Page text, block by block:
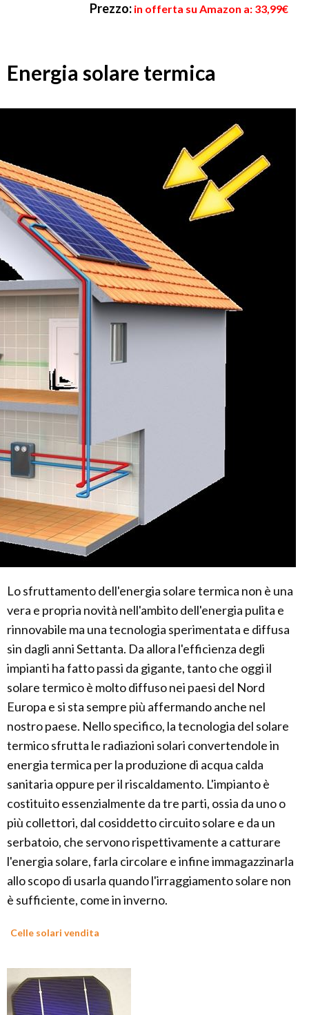
Prezzo: in offerta su Amazon a: 33,99€
Energia solare termica
Lo sfruttamento dell'energia solare termica non è una
vera e propria novità nell'ambito dell'energia pulita e
rinnovabile ma una tecnologia sperimentata e diffusa
sin dagli anni Settanta. Da allora l'efficienza degli
impianti ha fatto passi da gigante, tanto che oggi il
solare termico è molto diffuso nei paesi del Nord
Europa e si sta sempre più affermando anche nel
nostro paese. Nello specifico, la tecnologia del solare
termico sfrutta le radiazioni solari convertendole in
energia termica per la produzione di acqua calda
sanitaria oppure per il riscaldamento. L'impianto è
costituito essenzialmente da tre parti, ossia da uno o
più collettori, dal cosiddetto circuito solare e da un
serbatoio, che servono rispettivamente a catturare
l'energia solare, farla circolare e infine immagazzinarla
allo scopo di usarla quando l'irraggiamento solare non
è sufficiente, come in inverno.
Celle solari vendita